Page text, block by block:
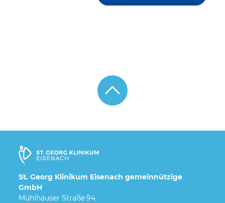
St. Georg Klinikum Eisenach gemeinnützige
GmbH
Mühlhäuser Straße 94